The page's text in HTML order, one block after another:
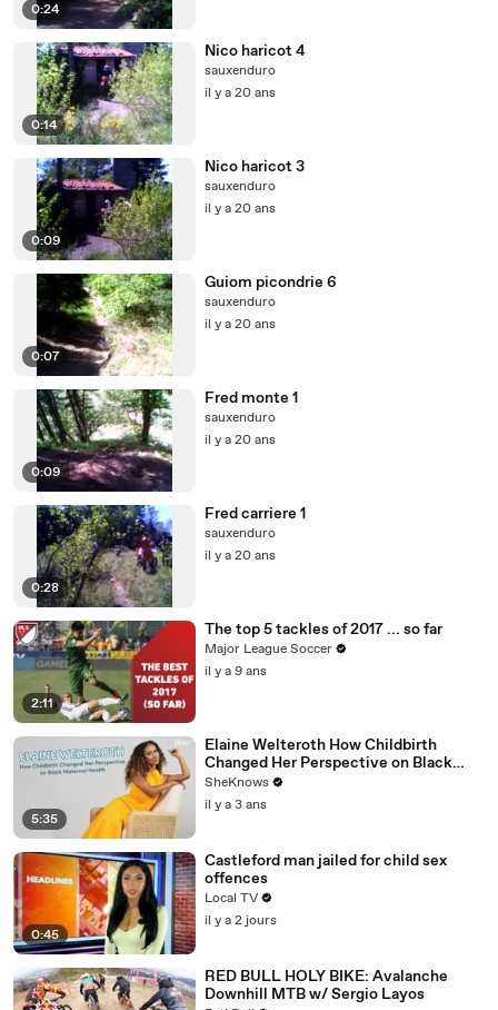
0:24
0:14
Nico haricot 4
sauxenduro
il y a 20 ans
0:09
Nico haricot 3
sauxenduro
il y a 20 ans
0:07
Guiom picondrie 6
sauxenduro
il y a 20 ans
0:09
Fred monte 1
sauxenduro
il y a 20 ans
0:28
Fred carriere 1
sauxenduro
il y a 20 ans
2:11
The top 5 tackles of 2017 ... so far
Major League Soccer
il y a 9 ans
5:35
Elaine Welteroth How Childbirth
Changed Her Perspective on Black
Maternal Health
SheKnows
il y a 3 ans
0:45
Castleford man jailed for child sex
offences
Local TV
il y a 2 jours
RED BULL HOLY BIKE: Avalanche
Downhill MTB w/ Sergio Layos